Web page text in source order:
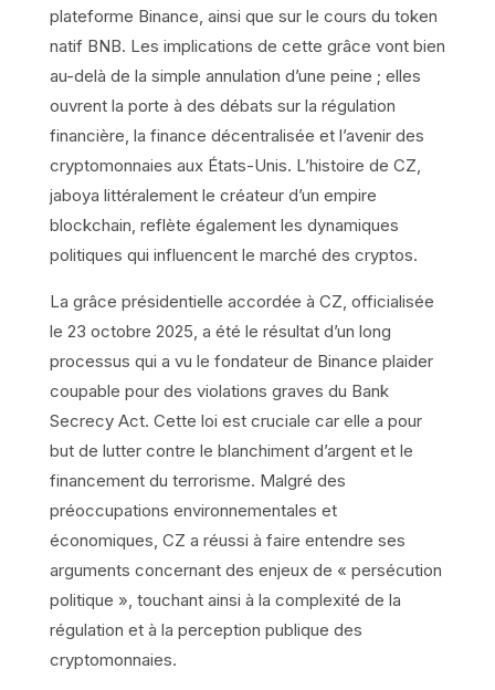
plateforme Binance, ainsi que sur le cours du token
natif BNB. Les implications de cette grâce vont bien
au-delà de la simple annulation d’une peine ; elles
ouvrent la porte à des débats sur la régulation
financière, la finance décentralisée et l’avenir des
cryptomonnaies aux États-Unis. L’histoire de CZ,
jaboya littéralement le créateur d’un empire
blockchain, reflète également les dynamiques
politiques qui influencent le marché des cryptos.
La grâce présidentielle accordée à CZ, officialisée
le 23 octobre 2025, a été le résultat d’un long
processus qui a vu le fondateur de Binance plaider
coupable pour des violations graves du Bank
Secrecy Act. Cette loi est cruciale car elle a pour
but de lutter contre le blanchiment d’argent et le
financement du terrorisme. Malgré des
préoccupations environnementales et
économiques, CZ a réussi à faire entendre ses
arguments concernant des enjeux de « persécution
politique », touchant ainsi à la complexité de la
régulation et à la perception publique des
cryptomonnaies.